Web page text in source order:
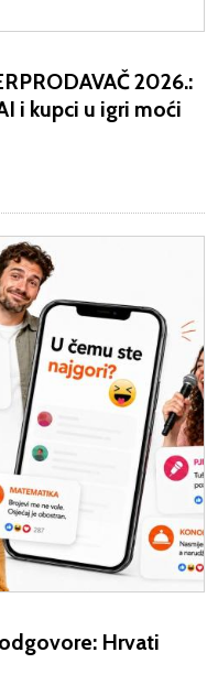
2026.:
i kupci u igri moći
Hrvati